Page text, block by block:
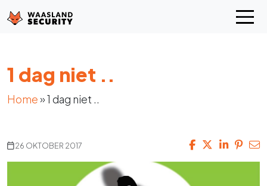
1 dag niet ..
Home»1 dag niet ..
26 OKTOBER 2017